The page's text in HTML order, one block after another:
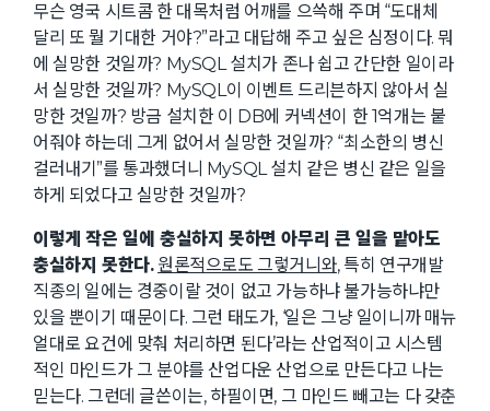
무슨 영국 시트콤 한 대목처럼 어깨를 으쓱해 주며 “도대체
달리 또 뭘 기대한 거야?”라고 대답해 주고 싶은 심정이다. 뭐
에 실망한 것일까? MySQL 설치가 존나 쉽고 간단한 일이라
서 실망한 것일까? MySQL이 이벤트 드리븐하지 않아서 실
망한 것일까? 방금 설치한 이 DB에 커넥션이 한 1억개는 붙
어줘야 하는데 그게 없어서 실망한 것일까? “최소한의 병신
걸러내기”를 통과했더니 MySQL 설치 같은 병신 같은 일을
하게 되었다고 실망한 것일까?
이렇게 작은 일에 충실하지 못하면 아무리 큰 일을 맡아도
충실하지 못한다. 원론적으로도 그렇거니와,특히 연구개발
직종의 일에는 경중이랄 것이 없고 가능하냐 불가능하냐만
있을 뿐이기 때문이다. 그런 태도가, ‘일은 그냥 일이니까 매뉴
얼대로 요건에 맞춰 처리하면 된다’라는 산업적이고 시스템
적인 마인드가 그 분야를 산업다운 산업으로 만든다고 나는
믿는다. 그런데 글쓴이는, 하필이면, 그 마인드 빼고는 다 갖춘